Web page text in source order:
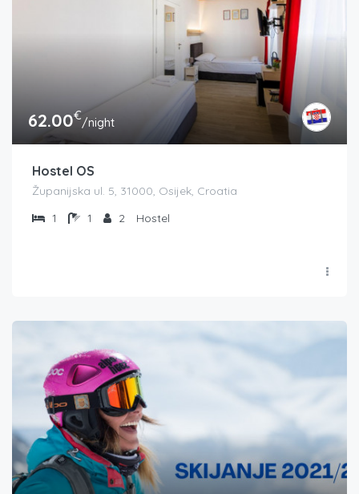
62.00€/night
Hostel OS
Županijska ul. 5, 31000, Osijek, Croatia
1
1 2 Hostel